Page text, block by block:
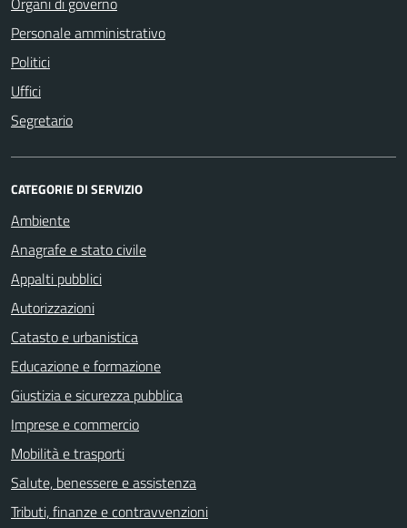
Personale amministrativo
Politici
Uffici
Segretario
CATEGORIE DI SERVIZIO
Ambiente
Anagrafe e stato civile
Appalti pubblici
Autorizzazioni
Catasto e urbanistica
Educazione e formazione
Giustizia e sicurezza pubblica
Imprese e commercio
Mobilità e trasporti
Salute, benessere e assistenza
Tributi, finanze e contravvenzioni